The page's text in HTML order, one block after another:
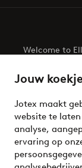
Jouw
Jotex maakt
website te
analyse,
ervaring op
Welcome to
your
Veilig